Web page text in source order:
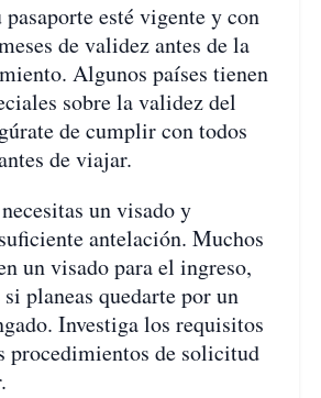
esté vigente y con
de validez antes de la
Algunos países tienen
sobre la validez del
de cumplir con todos
de viajar.
un visado y
antelación. Muchos
un visado para el ingreso,
planeas quedarte por un
Investiga los requisitos
procedimientos de solicitud